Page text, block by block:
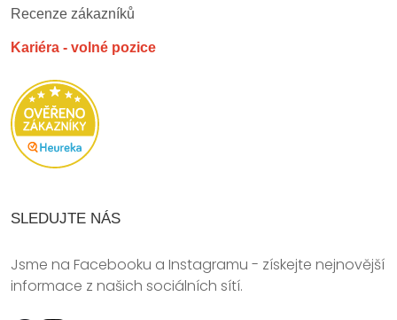
Recenze zákazníků
Kariéra - volné pozice
SLEDUJTE NÁS
Jsme na Facebooku a Instagramu - získejte nejnovější
informace z našich sociálních sítí.